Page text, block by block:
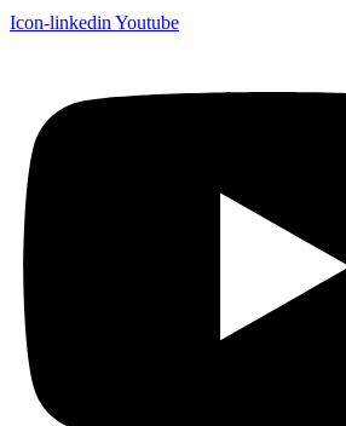
Icon-linkedin Youtube